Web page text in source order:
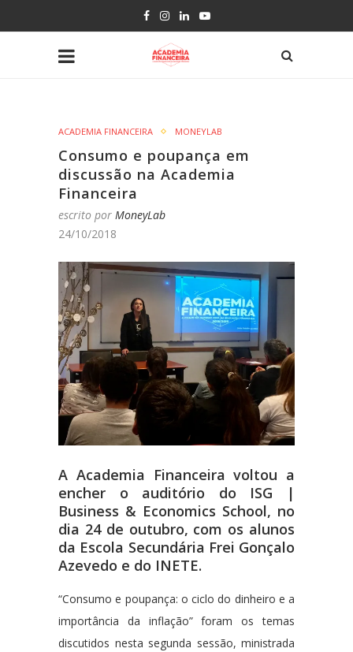
ACADEMIA FINANCEIRA MONEYLAB
Consumo e poupança em
discussão na Academia
Financeira
escrito por MoneyLab
24/10/2018
A Academia Financeira voltou a
encher o auditório do ISG |
Business & Economics School, no
dia 24 de outubro, com os alunos
da Escola Secundária Frei Gonçalo
Azevedo e do INETE.
“Consumo e poupança: o ciclo do dinheiro e a
importância da inflação” foram os temas
discutidos nesta segunda sessão, ministrada